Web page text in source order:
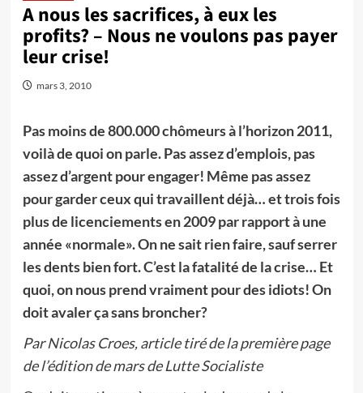
A nous les sacrifices, à eux les
profits? – Nous ne voulons pas payer
leur crise!
mars 3, 2010
Pas moins de 800.000 chômeurs à l’horizon 2011,
voilà de quoi on parle. Pas assez d’emplois, pas
assez d’argent pour engager! Même pas assez
pour garder ceux qui travaillent déjà… et trois fois
plus de licenciements en 2009 par rapport à une
année «normale». On ne sait rien faire, sauf serrer
les dents bien fort. C’est la fatalité de la crise… Et
quoi, on nous prend vraiment pour des idiots! On
doit avaler ça sans broncher?
Par Nicolas Croes, article tiré de la première page
de l’édition de mars de Lutte Socialiste